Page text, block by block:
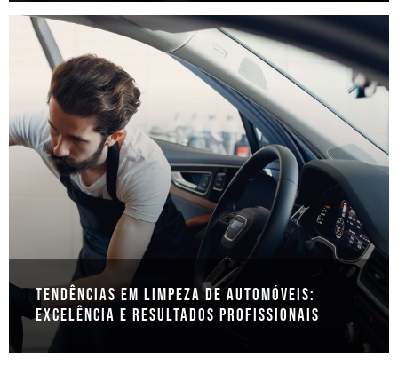
Tendências em Limpeza de Automóveis:
Excelência e Resultados Profissionais